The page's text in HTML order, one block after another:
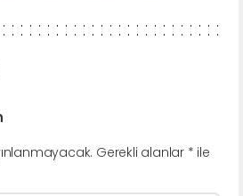
Gerekli alanlar * ile